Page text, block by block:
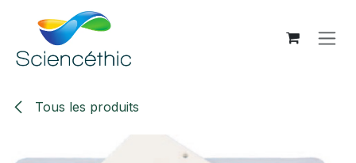
Se rendre au contenu
Tous les produits